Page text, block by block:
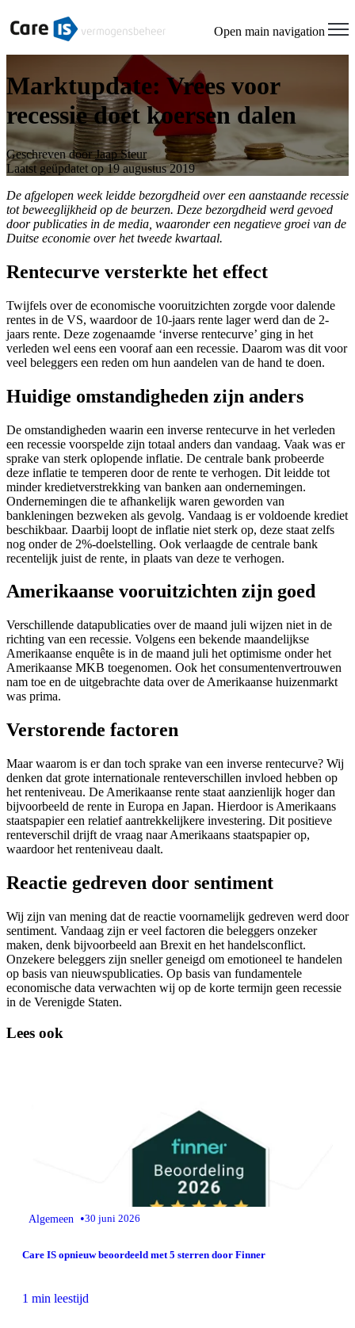
Open main navigation
Marktupdate: Vrees voor
recessie doet koersen dalen
Geschreven doorJaap Steur
Laatst geüpdatet op 19 augustus 2019
De afgelopen week leidde bezorgdheid over een aanstaande recessie
tot beweeglijkheid op de beurzen. Deze bezorgdheid werd gevoed
door publicaties in de media, waaronder een negatieve groei van de
Duitse economie over het tweede kwartaal.
Rentecurve versterkte het effect
Twijfels over de economische vooruitzichten zorgde voor dalende
rentes in de VS, waardoor de 10-jaars rente lager werd dan de 2-
jaars rente. Deze zogenaamde ‘inverse rentecurve’ ging in het
verleden wel eens een vooraf aan een recessie. Daarom was dit voor
veel beleggers een reden om hun aandelen van de hand te doen.
Huidige omstandigheden zijn anders
De omstandigheden waarin een inverse rentecurve in het verleden
een recessie voorspelde zijn totaal anders dan vandaag. Vaak was er
sprake van sterk oplopende inflatie. De centrale bank probeerde
deze inflatie te temperen door de rente te verhogen. Dit leidde tot
minder kredietverstrekking van banken aan ondernemingen.
Ondernemingen die te afhankelijk waren geworden van
bankleningen bezweken als gevolg. Vandaag is er voldoende krediet
beschikbaar. Daarbij loopt de inflatie niet sterk op, deze staat zelfs
nog onder de 2%-doelstelling. Ook verlaagde de centrale bank
recentelijk juist de rente, in plaats van deze te verhogen.
Amerikaanse vooruitzichten zijn goed
Verschillende datapublicaties over de maand juli wijzen niet in de
richting van een recessie. Volgens een bekende maandelijkse
Amerikaanse enquête is in de maand juli het optimisme onder het
Amerikaanse MKB toegenomen. Ook het consumentenvertrouwen
nam toe en de uitgebrachte data over de Amerikaanse huizenmarkt
was prima.
Verstorende factoren
Maar waarom is er dan toch sprake van een inverse rentecurve? Wij
denken dat grote internationale renteverschillen invloed hebben op
het renteniveau. De Amerikaanse rente staat aanzienlijk hoger dan
bijvoorbeeld de rente in Europa en Japan. Hierdoor is Amerikaans
staatspapier een relatief aantrekkelijkere investering. Dit positieve
renteverschil drijft de vraag naar Amerikaans staatspapier op,
waardoor het renteniveau daalt.
Reactie gedreven door sentiment
Wij zijn van mening dat de reactie voornamelijk gedreven werd door
sentiment. Vandaag zijn er veel factoren die beleggers onzeker
maken, denk bijvoorbeeld aan Brexit en het handelsconflict.
Onzekere beleggers zijn sneller geneigd om emotioneel te handelen
op basis van nieuwspublicaties. Op basis van fundamentele
economische data verwachten wij op de korte termijn geen recessie
in de Verenigde Staten.
Lees ook
Algemeen •30 juni 2026
Care IS opnieuw beoordeeld met 5 sterren door Finner
1 min leestijd